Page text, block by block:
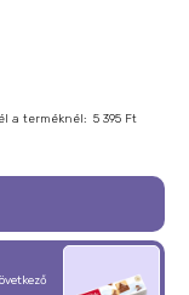
a terméknél: 5 395 Ft